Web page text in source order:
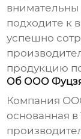
внимательны
подходите к
успешно
продукцию
Об ООО
Компания
основанная в